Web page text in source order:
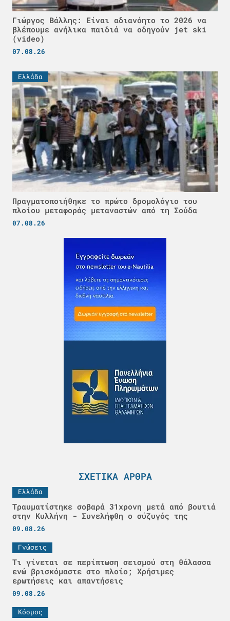
Γιώργος Βάλλης: Είναι αδιανόητο το 2026 να
βλέπουμε ανήλικα παιδιά να οδηγούν jet ski
(video)
07.08.26
Ελλάδα
Πραγματοποιήθηκε το πρώτο δρομολόγιο του
πλοίου μεταφοράς μεταναστών από τη Σούδα
07.08.26
ΣΧΕΤΙΚΆ ΆΡΘΡΑ
Ελλάδα
Τραυματίστηκε σοβαρά 31χρονη μετά από βουτιά
στην Κυλλήνη - Συνελήφθη ο σύζυγός της
09.08.26
Γνώσεις
Τι γίνεται σε περίπτωση σεισμού στη θάλασσα
ενώ βρισκόμαστε στο πλοίο; Χρήσιμες
ερωτήσεις και απαντήσεις
09.08.26
Κόσμος